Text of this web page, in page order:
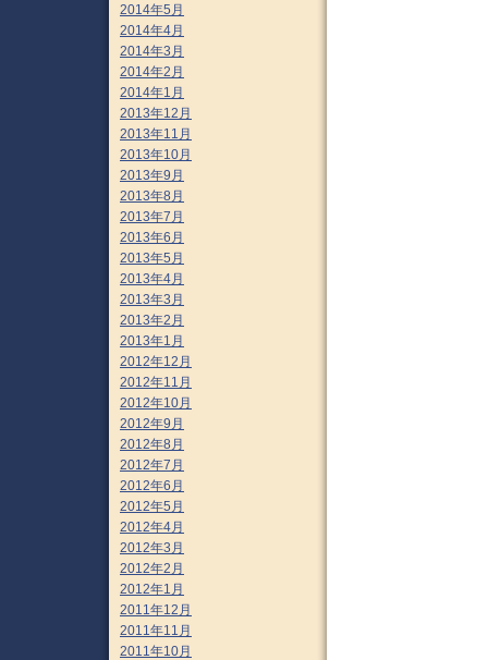
2014年5月
2014年4月
2014年3月
2014年2月
2014年1月
2013年12月
2013年11月
2013年10月
2013年9月
2013年8月
2013年7月
2013年6月
2013年5月
2013年4月
2013年3月
2013年2月
2013年1月
2012年12月
2012年11月
2012年10月
2012年9月
2012年8月
2012年7月
2012年6月
2012年5月
2012年4月
2012年3月
2012年2月
2012年1月
2011年12月
2011年11月
2011年10月